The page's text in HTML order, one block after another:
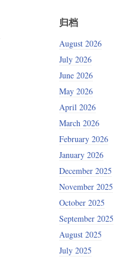
归档
August 2026
July 2026
June 2026
May 2026
April 2026
March 2026
February 2026
January 2026
December 2025
November 2025
October 2025
September 2025
August 2025
July 2025